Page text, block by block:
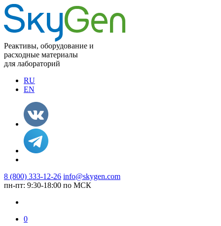
Реактивы, оборудование и
расходные материалы
для лабораторий
RU
EN
8 (800) 333-12-26 info@skygen.com
пн-пт: 9:30-18:00 по МСК
0